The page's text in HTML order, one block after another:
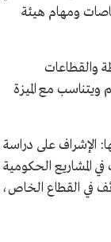
ومهام هيئة
والقطاعات
مع الميزة
الإشراف على دراسة
المشاريع الحكومية
في القطاع الخاص،